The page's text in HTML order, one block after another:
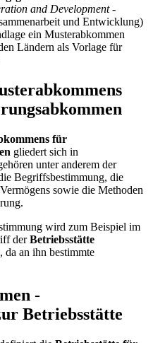
and Development -
und Entwicklung)
ein Musterabkommen
Ländern als Vorlage für
für
gliedert sich in
unter anderem der
Begriffsbestimmung, die
sowie die Methoden
wird zum Beispiel im
derBetriebsstätte
an ihn bestimmte
-
Betriebsstätte